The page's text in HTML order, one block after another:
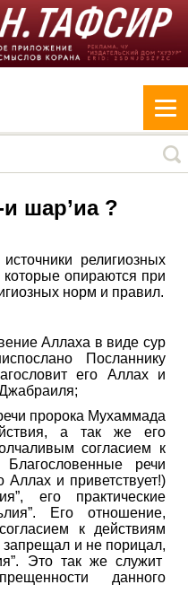
шар’иа ?
религиозных
опираются при
норм и правил.
Аллаха в виде сур
Посланнику
его Аллах и
Джабраиля;
пророка Мухаммада
а так же его
согласием к
речи
Аллах и приветствует!)
его практические
Его отношение,
к действиям
запрещал и не порицал,
Это так же служит
данного